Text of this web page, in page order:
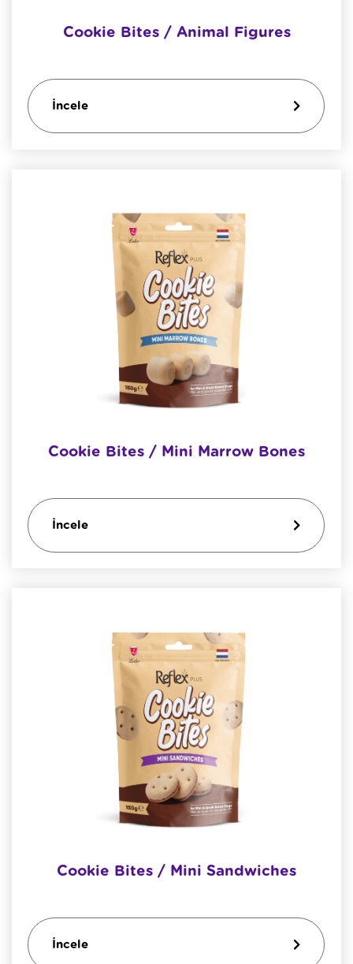
Cookie Bites / Animal Figures
İncele
Cookie Bites / Mini Marrow Bones
İncele
Cookie Bites / Mini Sandwiches
İncele